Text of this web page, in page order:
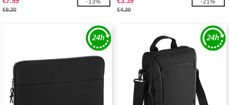
€9.20
-13%
€4.30
-21%